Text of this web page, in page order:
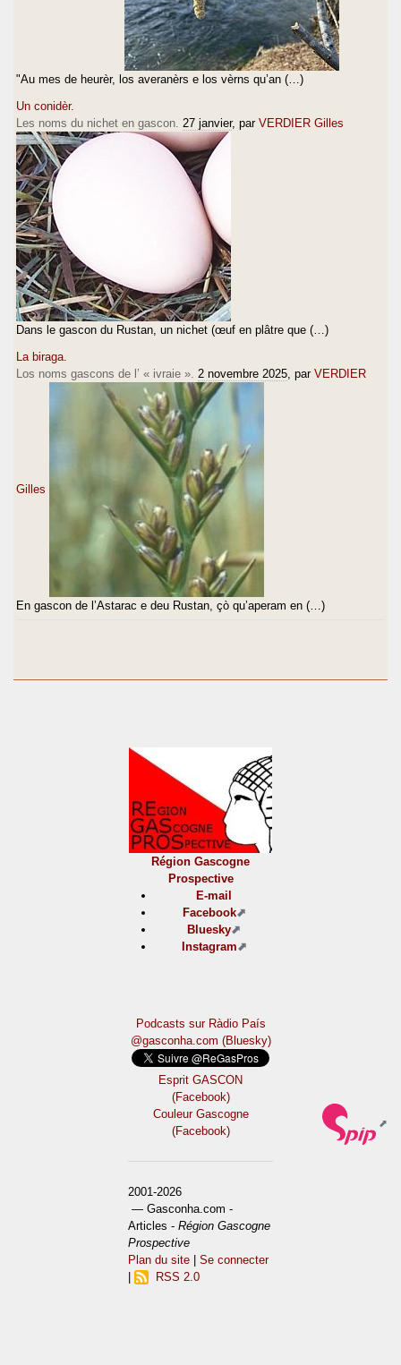
"Au mes de heurèr, los averanèrs e los vèrns qu’an (…)
Un conidèr.
Les noms du nichet en gascon. 27 janvier, par VERDIER Gilles
Dans le gascon du Rustan, un nichet (œuf en plâtre que (…)
La biraga.
Los noms gascons de l’ « ivraie ». 2 novembre 2025 , par VERDIER
Gilles
En gascon de l’Astarac e deu Rustan, çò qu’aperam en (…)
Région Gascogne
Prospective
E-mail
Facebook
Bluesky
Instagram
Podcasts sur Ràdio País
@gasconha.com (Bluesky)
Esprit GASCON
(Facebook)
Couleur Gascogne
(Facebook)
2001-2026
— Gasconha.com -
Articles -Région Gascogne
Prospective
Plan du site |Se connecter
RSS 2.0